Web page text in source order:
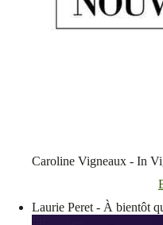
Caroline Vigneaux - In
Laurie Peret - À bientôt